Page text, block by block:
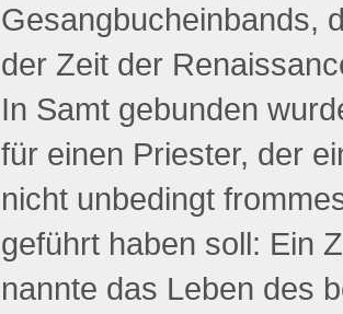
Gesangbucheinbands,
der Zeit der
In Samt gebunden
für einen Priester, der
nicht unbedingt
geführt haben soll: Ein
nannte das Leben des